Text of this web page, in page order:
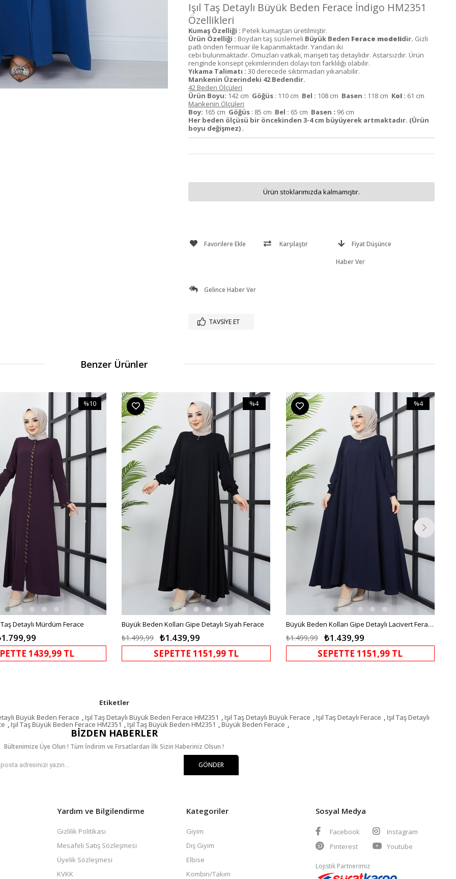
Işıl Taş Detaylı Büyük Beden Ferace İndigo HM2351
Özellikleri
Kumaş Özelliği : Petek kumaştan üretilmiştir.
Ürün Özelliği : Boydan taş süslemeli Büyük Beden Ferace modelidir. Gizli
patlı önden fermuar ile kapanmaktadır. Yandan iki
cebi bulunmaktadır. Omuzları vatkalı, manşeti taş detaylıdır. Astarsızdır. Ürün
renginde konsept çekimlerinden dolayı ton farklılığı olabilir.
Yıkama Talimatı : 30 derecede sıktırmadan yıkanabilir.
Mankenin Üzerindeki 42 Bedendir.
42 Beden Ölçüleri
Ürün Boyu: 142 cm Göğüs : 110 cm Bel : 108 cm Basen : 118 cm Kol : 61 cm
Mankenin Ölçüleri
Boy: 165 cm Göğüs : 85 cm Bel : 65 cm Basen : 96 cm
Her beden ölçüsü bir öncekinden 3-4 cm büyüyerek artmaktadır. (Ürün
boyu değişmez) .
Ürün stoklarımızda kalmamıştır.
Favorilere Ekle Karşılaştır Fiyat Düşünce
Haber Ver
Gelince Haber Ver
TAVSIYE ET
Benzer Ürünler
Detaylı Mürdüm Ferace
%10
İndirim
1439,99 TL
Büyük Beden Kolları Gipe Detaylı Siyah Ferace
₺1.439,99
₺1.499,99
%4
SEPETTE 1151,99 TL
Büyük Beden Kolları Gipe Detaylı Lacivert Ferace
₺1.439,99
₺1.499,99
%4
SEPETTE 1151,99 TL
Etiketler
Büyük Beden Ferace ,Işıl Taş Detaylı Büyük Beden Ferace HM2351 ,Işıl Taş Detaylı Büyük Ferace ,Işıl Taş Detaylı Ferace ,Işıl Taş Detaylı
,Işıl Taş Büyük Beden Ferace HM2351 ,Işıl Taş Büyük Beden HM2351 ,Büyük Beden Ferace ,
BIZDEN HABERLER
Bültenimize Üye Olun ! Tüm İndirim ve Fırsatlardan İlk Sizin Haberiniz Olsun !
GÖNDER
Yardım ve Bilgilendirme
Gizlilik Politikası
Mesafeli Satış Sözleşmesi
Üyelik Sözleşmesi
KVKK
Kategoriler
Giyim
Dış Giyim
Elbise
Kombin/Takım
Sosyal Medya
Facebook
Instagram
Pinterest
Youtube
Lojistik Partnerimiz